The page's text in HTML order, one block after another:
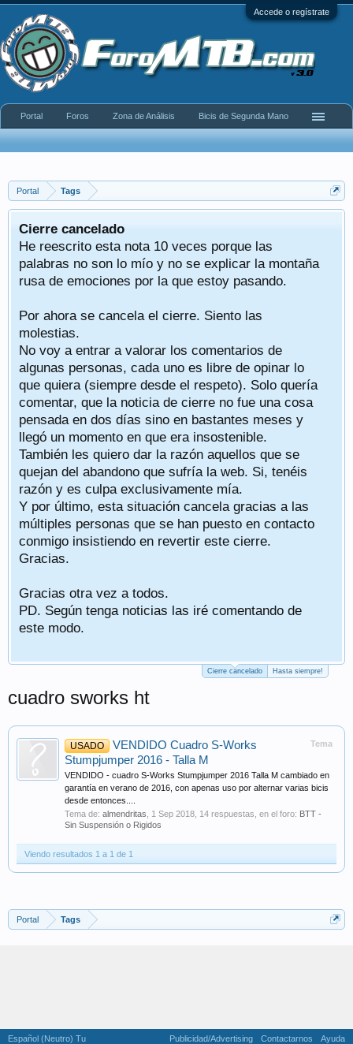
Accede o regístrate
Portal Tags
Cierre cancelado
He reescrito esta nota 10 veces porque las
palabras no son lo mío y no se explicar la montaña
rusa de emociones por la que estoy pasando.
Por ahora se cancela el cierre. Siento las
molestias.
No voy a entrar a valorar los comentarios de
algunas personas, cada uno es libre de opinar lo
que quiera (siempre desde el respeto). Solo quería
comentar, que la noticia de cierre no fue una cosa
pensada en dos días sino en bastantes meses y
llegó un momento en que era insostenible.
También les quiero dar la razón aquellos que se
quejan del abandono que sufría la web. Si, tenéis
razón y es culpa exclusivamente mía.
Y por último, esta situación cancela gracias a las
múltiples personas que se han puesto en contacto
conmigo insistiendo en revertir este cierre.
Gracias.
Gracias otra vez a todos.
PD. Según tenga noticias las iré comentando de
este modo.
Cierre cancelado Hasta siempre!
cuadro sworks ht
Tema
USADO
VENDIDO Cuadro S-Works
Stumpjumper 2016 - Talla M
VENDIDO - cuadro S-Works Stumpjumper 2016 Talla M cambiado en
garantía en verano de 2016, con apenas uso por alternar varias bicis
desde entonces....
Tema de: almendritas 1 Sep 2018 , 14 respuestas, en el foro: BTT -
Sin Suspensión o Rigidos
Viendo resultados 1 a 1 de 1
Portal Tags
Portal Foros Zona de Análisis Bicis de Segunda Mano
Español (Neutro) Tu Publicidad/Advertising Contactarnos
Ayuda